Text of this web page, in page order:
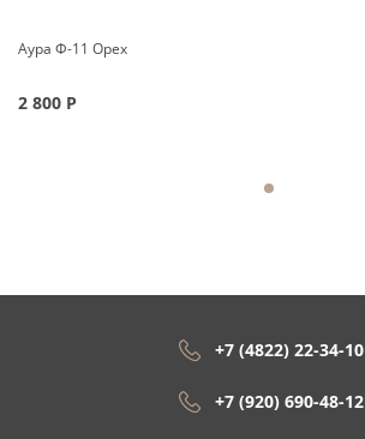
Аура Ф-11 Орех
2 800 Р
+7 (4822) 22-34-10
+7 (920) 690-48-12